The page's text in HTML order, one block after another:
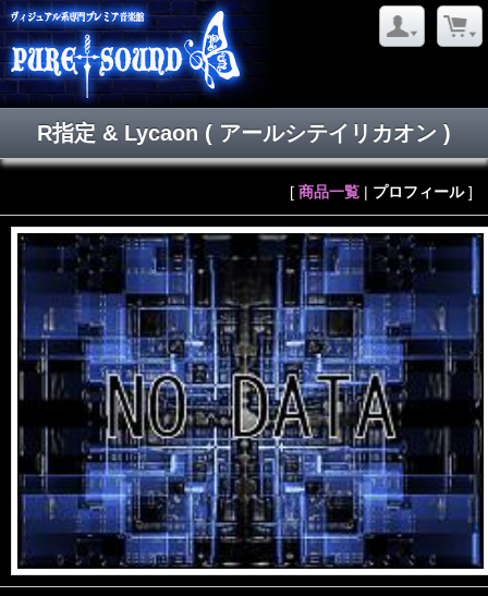
R指定 & Lycaon ( アールシテイリカオン )
[ 商品一覧 | プロフィール]